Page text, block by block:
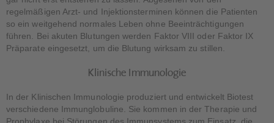
regelmäßigen Arzt- und Injektionsterminen können die Patienten
so ein weitgehend normales Leben ohne Beeinträchtigungen
führen. Bei akuten Blutungen werden Faktor VIII oder Faktor IX
Präparate eingesetzt, um die Blutung wirksam zu stillen.
Klinische Immunologie
In der Klinischen Immunologie produziert und entwickelt Biotest
verschiedene Immunglobuline. Sie kommen in der Therapie und